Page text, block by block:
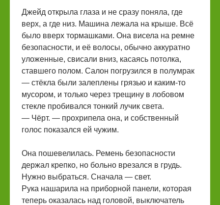
Джейд открыла глаза и не сразу поняла, где
верх, а где низ. Машина лежала на крыше. Всё
было вверх тормашками. Она висела на ремне
безопасности, и её волосы, обычно аккуратно
уложенные, свисали вниз, касаясь потолка,
ставшего полом. Салон погрузился в полумрак
— стёкла были залеплены грязью и каким-то
мусором, и только через трещину в лобовом
стекле пробивался тонкий лучик света.
— Чёрт. — прохрипела она, и собственный
голос показался ей чужим.
Она пошевелилась. Ремень безопасности
держал крепко, но больно врезался в грудь.
Нужно выбраться. Сначала — свет.
Рука нашарила на приборной панели, которая
теперь оказалась над головой, выключатель